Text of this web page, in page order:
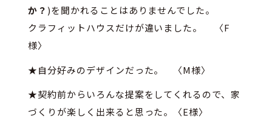
か？ )を聞かれることはありませんでした。
クラフィットハウスだけが違いました。 〈F
様〉
★自分好みのデザインだった。 〈M様〉
★契約前からいろんな提案をしてくれるので、家
づくりが楽しく出来ると思った。〈E様〉